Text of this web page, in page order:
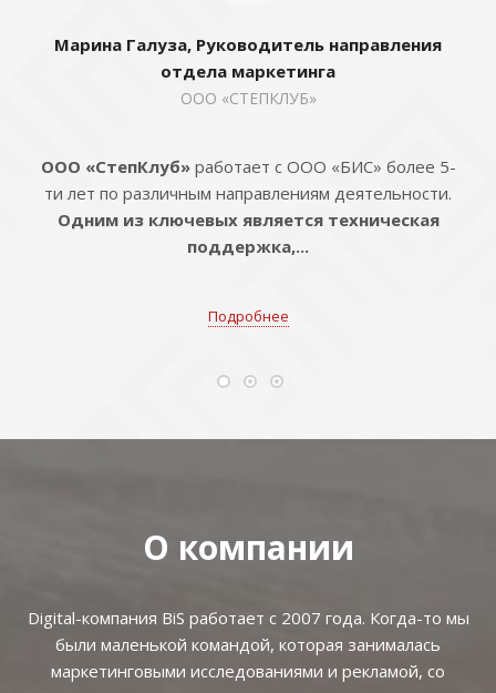
Марина Галуза, Руководитель направления
отдела маркетинга
ООО «СТЕПКЛУБ»
ООО «СтепКлуб»работает с ООО «БИС» более 5-
ти лет по различным направлениям деятельности.
Одним из ключевых является техническая
поддержка,...
Подробнее
О компании
Digital-компания BiS работает с 2007 года. Когда-то мы
были маленькой командой, которая занималась
маркетинговыми исследованиями и рекламой, со